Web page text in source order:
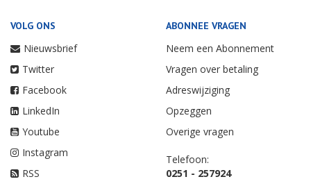
VOLG ONS
Nieuwsbrief
Twitter
Facebook
LinkedIn
Youtube
Instagram
RSS
ABONNEE VRAGEN
Neem een Abonnement
Vragen over betaling
Adreswijziging
Opzeggen
Overige vragen
Telefoon:
0251 - 257924